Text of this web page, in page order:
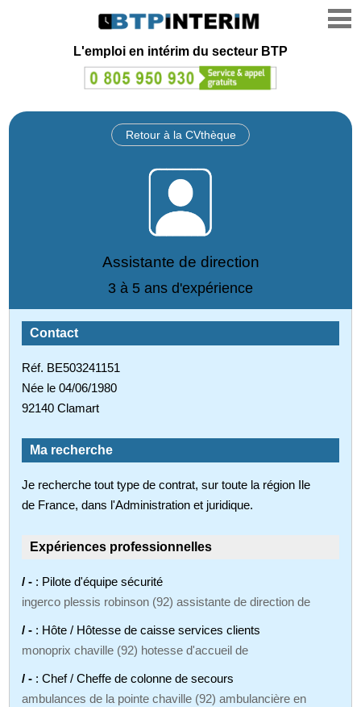
L'emploi en intérim du secteur BTP
Retour à la CVthèque
Assistante de direction
3 à 5 ans d'expérience
Contact
Réf. BE503241151
Née le 04/06/1980
92140 Clamart
Ma recherche
Je recherche tout type de contrat, sur toute la région Ile
de France, dans l'Administration et juridique.
Expériences professionnelles
/ - : Pilote d'équipe sécurité
ingerco plessis robinson (92) assistante de direction de
/ - : Hôte / Hôtesse de caisse services clients
monoprix chaville (92) hotesse d'accueil de
/ - : Chef / Cheffe de colonne de secours
ambulances de la pointe chaville (92) ambulancière en